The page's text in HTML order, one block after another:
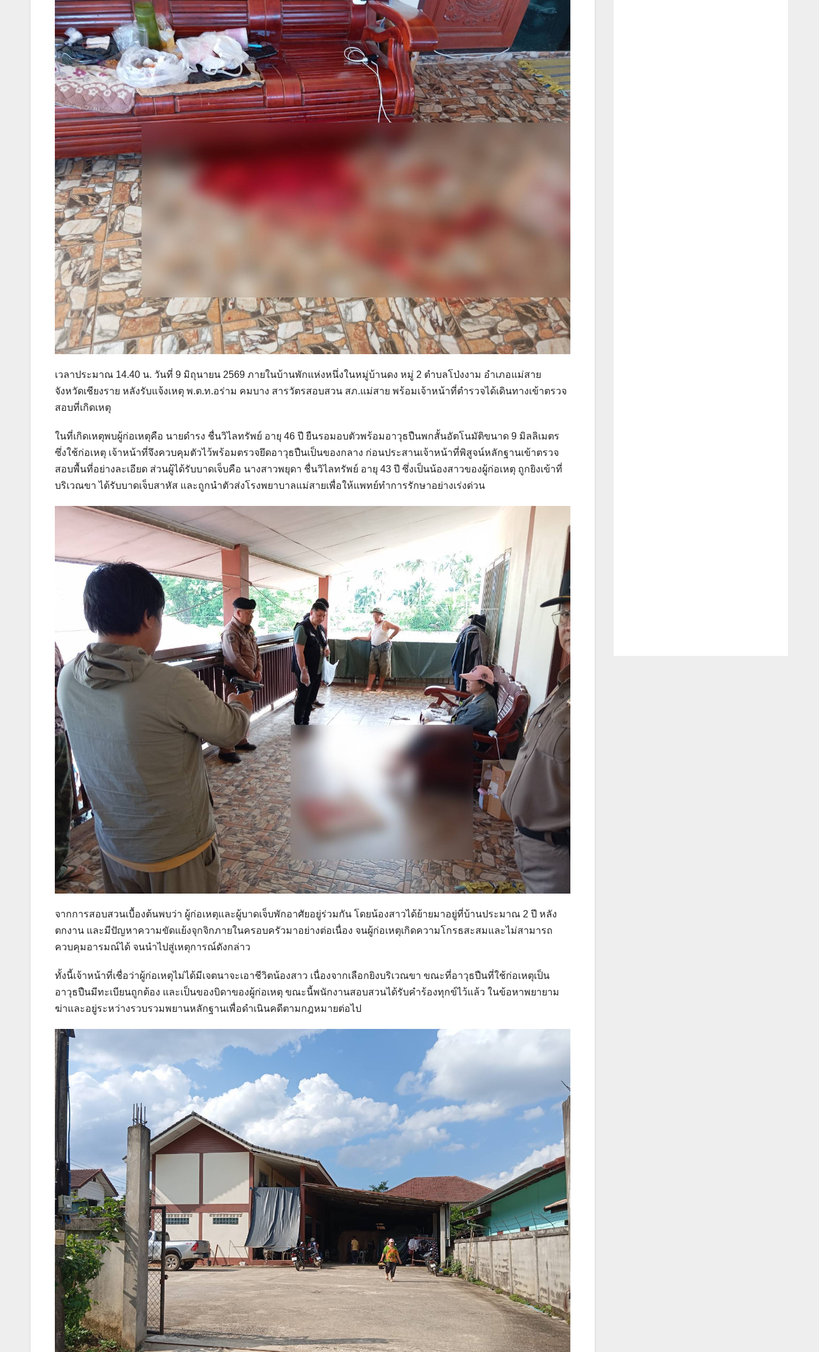
เวลาประมาณ 14.40 น. วันที่ 9 มิถุนายน 2569 ภายในบ้านพักแห่งหนึ่งในหมู่บ้านดง หมู่ 2 ตำบลโป่งงาม อำเภอแม่สาย
จังหวัดเชียงราย หลังรับแจ้งเหตุ พ.ต.ท.อร่าม คมบาง สารวัตรสอบสวน สภ.แม่สาย พร้อมเจ้าหน้าที่ตำรวจได้เดินทางเข้าตรวจ
สอบที่เกิดเหตุ
ในที่เกิดเหตุพบผู้ก่อเหตุคือ นายดำรง ชื่นวิไลทรัพย์ อายุ 46 ปี ยืนรอมอบตัวพร้อมอาวุธปืนพกสั้นอัตโนมัติขนาด 9 มิลลิเมตร
ซึ่งใช้ก่อเหตุ เจ้าหน้าที่จึงควบคุมตัวไว้พร้อมตรวจยึดอาวุธปืนเป็นของกลาง ก่อนประสานเจ้าหน้าที่พิสูจน์หลักฐานเข้าตรวจ
สอบพื้นที่อย่างละเอียด ส่วนผู้ได้รับบาดเจ็บคือ นางสาวพยุดา ชื่นวิไลทรัพย์ อายุ 43 ปี ซึ่งเป็นน้องสาวของผู้ก่อเหตุ ถูกยิงเข้าที่
บริเวณขา ได้รับบาดเจ็บสาหัส และถูกนำตัวส่งโรงพยาบาลแม่สายเพื่อให้แพทย์ทำการรักษาอย่างเร่งด่วน
จากการสอบสวนเบื้องต้นพบว่า ผู้ก่อเหตุและผู้บาดเจ็บพักอาศัยอยู่ร่วมกัน โดยน้องสาวได้ย้ายมาอยู่ที่บ้านประมาณ 2 ปี หลัง
ตกงาน และมีปัญหาความขัดแย้งจุกจิกภายในครอบครัวมาอย่างต่อเนื่อง จนผู้ก่อเหตุเกิดความโกรธสะสมและไม่สามารถ
ควบคุมอารมณ์ได้ จนนำไปสู่เหตุการณ์ดังกล่าว
ทั้งนี้เจ้าหน้าที่เชื่อว่าผู้ก่อเหตุไม่ได้มีเจตนาจะเอาชีวิตน้องสาว เนื่องจากเลือกยิงบริเวณขา ขณะที่อาวุธปืนที่ใช้ก่อเหตุเป็น
อาวุธปืนมีทะเบียนถูกต้อง และเป็นของบิดาของผู้ก่อเหตุ ขณะนี้พนักงานสอบสวนได้รับคำร้องทุกข์ไว้แล้ว ในข้อหาพยายาม
ฆ่าและอยู่ระหว่างรวบรวมพยานหลักฐานเพื่อดำเนินคดีตามกฎหมายต่อไป